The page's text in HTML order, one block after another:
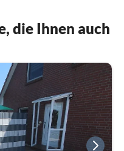
die Ihnen auch